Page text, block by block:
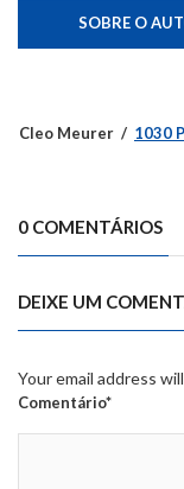
SOBRE O
Cleo Meurer 1030
0 COMENTÁRIOS
DEIXE UM
Your email address
Comentário*